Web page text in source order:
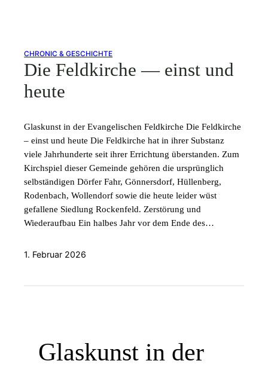
CHRONIC & GESCHICHTE
Die Feldkirche — einst und
heute
Glaskunst in der Evangelischen Feldkirche Die Feldkirche
– einst und heute Die Feldkirche hat in ihrer Substanz
viele Jahrhunderte seit ihrer Errichtung überstanden. Zum
Kirchspiel dieser Gemeinde gehören die ursprünglich
selbständigen Dörfer Fahr, Gönnersdorf, Hüllenberg,
Rodenbach, Wollendorf sowie die heute leider wüst
gefallene Siedlung Rockenfeld. Zerstörung und
Wiederaufbau Ein halbes Jahr vor dem Ende des…
1. Februar 2026
Glaskunst in der